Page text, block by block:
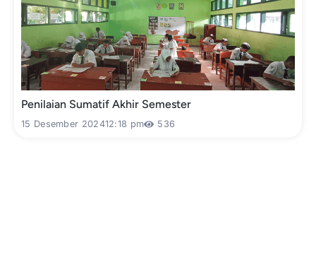
Penilaian Sumatif Akhir Semester
15 Desember 202412:18 pm 536